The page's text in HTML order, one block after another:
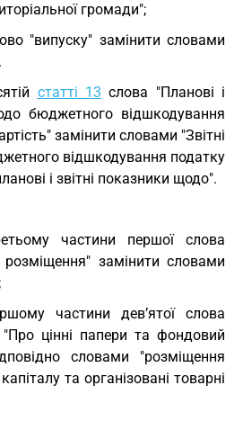
громади";
"випуску" замінити словами
статті 13 слова "Планові і
бюджетного відшкодування
замінити словами "Звітні
відшкодування податку
і звітні показники щодо".
частини першої слова
розміщення" замінити словами
частини дев’ятої слова
"Про цінні папери та фондовий
словами "розміщення
та організовані товарні